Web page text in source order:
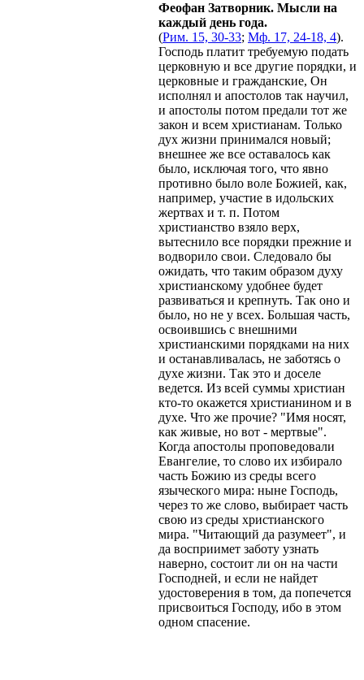
Феофан Затворник. Мысли на
каждый день года.
(Рим. 15, 30-33; Мф. 17, 24-18, 4).
Господь платит требуемую подать
церковную и все другие порядки, и
церковные и гражданские, Он
исполнял и апостолов так научил,
и апостолы потом предали тот же
закон и всем христианам. Только
дух жизни принимался новый;
внешнее же все оставалось как
было, исключая того, что явно
противно было воле Божией, как,
например, участие в идольских
жертвах и т. п. Потом
христианство взяло верх,
вытеснило все порядки прежние и
водворило свои. Следовало бы
ожидать, что таким образом духу
христианскому удобнее будет
развиваться и крепнуть. Так оно и
было, но не у всех. Большая часть,
освоившись с внешними
христианскими порядками на них
и останавливалась, не заботясь о
духе жизни. Так это и доселе
ведется. Из всей суммы христиан
кто-то окажется христианином и в
духе. Что же прочие? "Имя носят,
как живые, но вот - мертвые".
Когда апостолы проповедовали
Евангелие, то слово их избирало
часть Божию из среды всего
языческого мира: ныне Господь,
через то же слово, выбирает часть
свою из среды христианского
мира. "Читающий да разумеет", и
да восприимет заботу узнать
наверно, состоит ли он на части
Господней, и если не найдет
удостоверения в том, да попечется
присвоиться Господу, ибо в этом
одном спасение.